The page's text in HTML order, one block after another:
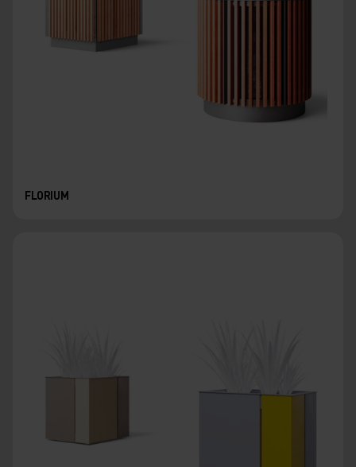
FLORIUM